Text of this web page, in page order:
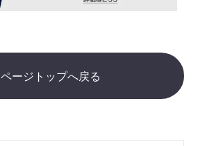
ページトップへ戻る